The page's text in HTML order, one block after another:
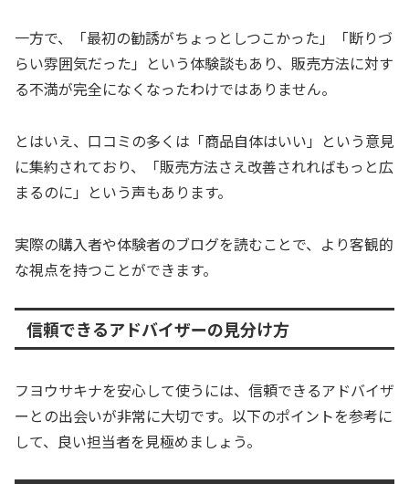
一方で、「最初の勧誘がちょっとしつこかった」「断りづ
らい雰囲気だった」という体験談もあり、販売方法に対す
る不満が完全になくなったわけではありません。
とはいえ、口コミの多くは「商品自体はいい」という意見
に集約されており、「販売方法さえ改善されればもっと広
まるのに」という声もあります。
実際の購入者や体験者のブログを読むことで、より客観的
な視点を持つことができます。
信頼できるアドバイザーの見分け方
フヨウサキナを安心して使うには、信頼できるアドバイザ
ーとの出会いが非常に大切です。以下のポイントを参考に
して、良い担当者を見極めましょう。